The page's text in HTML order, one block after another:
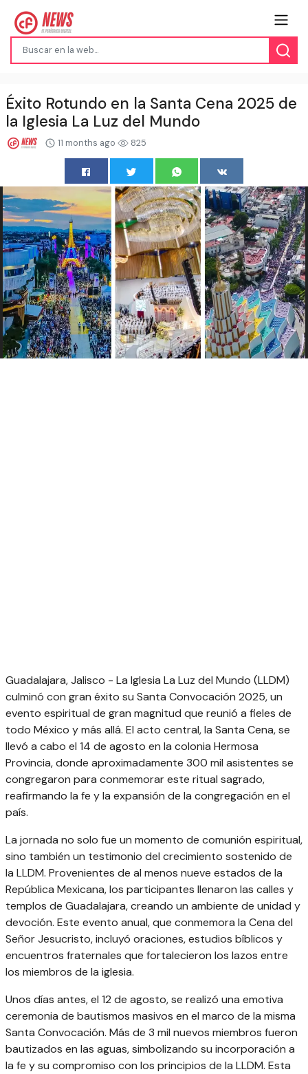
Éxito Rotundo en la Santa Cena 2025 de
la Iglesia La Luz del Mundo
11 months ago 825
Guadalajara, Jalisco - La Iglesia La Luz del Mundo (LLDM)
culminó con gran éxito su Santa Convocación 2025, un
evento espiritual de gran magnitud que reunió a fieles de
todo México y más allá. El acto central, la Santa Cena, se
llevó a cabo el 14 de agosto en la colonia Hermosa
Provincia, donde aproximadamente 300 mil asistentes se
congregaron para conmemorar este ritual sagrado,
reafirmando la fe y la expansión de la congregación en el
país.
La jornada no solo fue un momento de comunión espiritual,
sino también un testimonio del crecimiento sostenido de
la LLDM. Provenientes de al menos nueve estados de la
República Mexicana, los participantes llenaron las calles y
templos de Guadalajara, creando un ambiente de unidad y
devoción. Este evento anual, que conmemora la Cena del
Señor Jesucristo, incluyó oraciones, estudios bíblicos y
encuentros fraternales que fortalecieron los lazos entre
los miembros de la iglesia.
Unos días antes, el 12 de agosto, se realizó una emotiva
ceremonia de bautismos masivos en el marco de la misma
Santa Convocación. Más de 3 mil nuevos miembros fueron
bautizados en las aguas, simbolizando su incorporación a
la fe y su compromiso con los principios de la LLDM. Esta